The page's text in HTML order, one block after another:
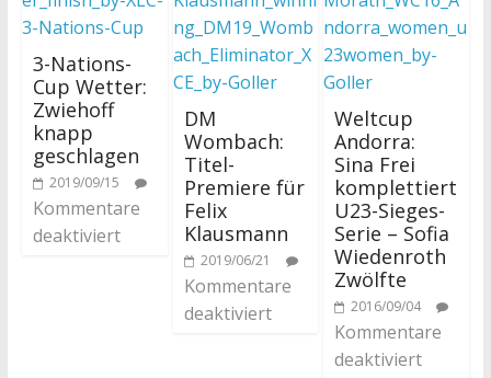
3-Nations-
Cup Wetter:
Zwiehoff
knapp
geschlagen
2019/09/15
Kommentare
deaktiviert
DM
Wombach:
Titel-
Premiere für
Felix
Klausmann
2019/06/21
Kommentare
deaktiviert
Weltcup
Andorra:
Sina Frei
komplettiert
U23-Sieges-
Serie – Sofia
Wiedenroth
Zwölfte
2016/09/04
Kommentare
deaktiviert